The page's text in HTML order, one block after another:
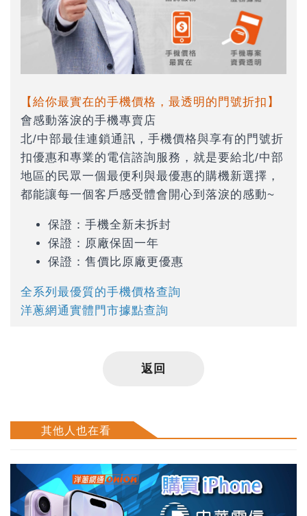
【給你最實在的手機價格，最透明的門號折扣】
會感動落淚的手機專賣店
北/中部最佳連鎖通訊，手機價格與享有的門號折
扣優惠和專業的電信諮詢服務，就是要給北/中部
地區的民眾一個最便利與最優惠的購機新選擇，
都能讓每一個客戶感受體會開心到落淚的感動~
保證：手機全新未拆封
保證：原廠保固一年
保證：售價比原廠更優惠
全系列最優質的手機價格查詢
洋蔥網通實體門市據點查詢
返回
其他人也在看